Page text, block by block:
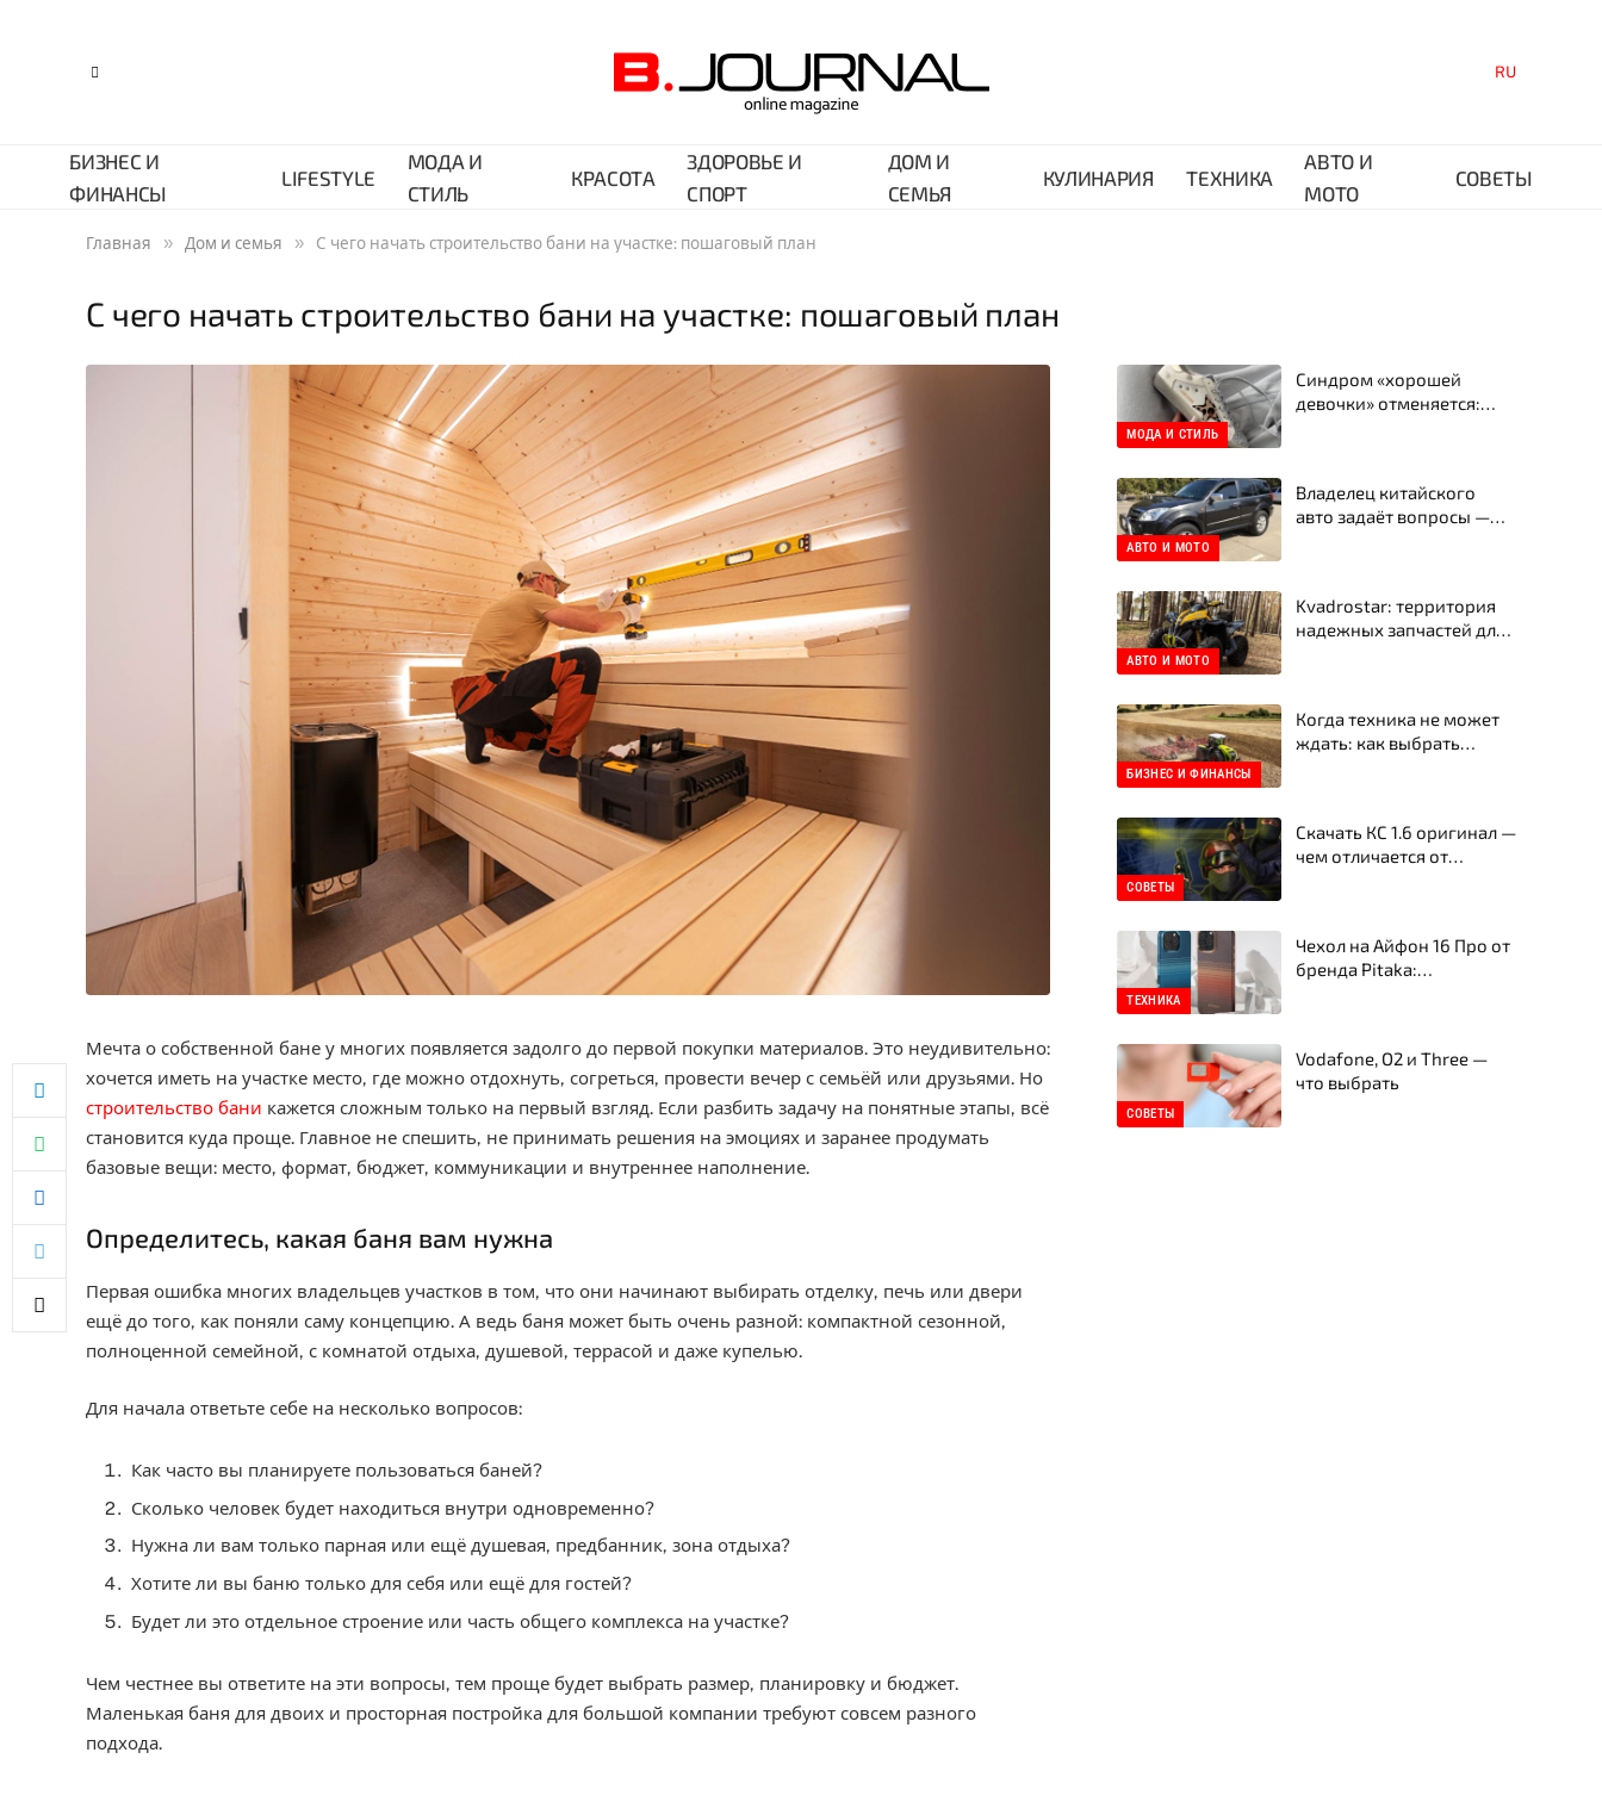
RU
БИЗНЕС И
ФИНАНСЫ
LIFESTYLE
МОДА И
СТИЛЬ
КРАСОТА
ЗДОРОВЬЕ И
СПОРТ
ДОМ И
СЕМЬЯ
КУЛИНАРИЯ ТЕХНИКА
АВТО И
МОТО
СОВЕТЫ
Главная » Дом и семья » С чего начать строительство бани на участке: пошаговый план
С чего начать строительство бани на участке: пошаговый план
Мечта о собственной бане у многих появляется задолго до первой покупки материалов. Это неудивительно:
хочется иметь на участке место, где можно отдохнуть, согреться, провести вечер с семьёй или друзьями. Но
строительство бани кажется сложным только на первый взгляд. Если разбить задачу на понятные этапы, всё
становится куда проще. Главное не спешить, не принимать решения на эмоциях и заранее продумать
базовые вещи: место, формат, бюджет, коммуникации и внутреннее наполнение.
Определитесь, какая баня вам нужна
Первая ошибка многих владельцев участков в том, что они начинают выбирать отделку, печь или двери
ещё до того, как поняли саму концепцию. А ведь баня может быть очень разной: компактной сезонной,
полноценной семейной, с комнатой отдыха, душевой, террасой и даже купелью.
Для начала ответьте себе на несколько вопросов:
Как часто вы планируете пользоваться баней?
Сколько человек будет находиться внутри одновременно?
Нужна ли вам только парная или ещё душевая, предбанник, зона отдыха?
Хотите ли вы баню только для себя или ещё для гостей?
Будет ли это отдельное строение или часть общего комплекса на участке?
Чем честнее вы ответите на эти вопросы, тем проще будет выбрать размер, планировку и бюджет.
Маленькая баня для двоих и просторная постройка для большой компании требуют совсем разного
подхода.
МОДА И СТИЛЬ
Синдром «хорошей
девочки» отменяется:
АВТО И МОТО
Владелец китайского
авто задаёт вопросы —
АВТО И МОТО
Kvadrostar: территория
надежных запчастей для
БИЗНЕС И ФИНАНСЫ
Когда техника не может
ждать: как выбрать
СОВЕТЫ
Скачать КС 1.6 оригинал —
чем отличается от
ТЕХНИКА
Чехол на Айфон 16 Про от
бренда Pitaka:
смартфона
СОВЕТЫ
Vodafone, O2 и Three —
что выбрать